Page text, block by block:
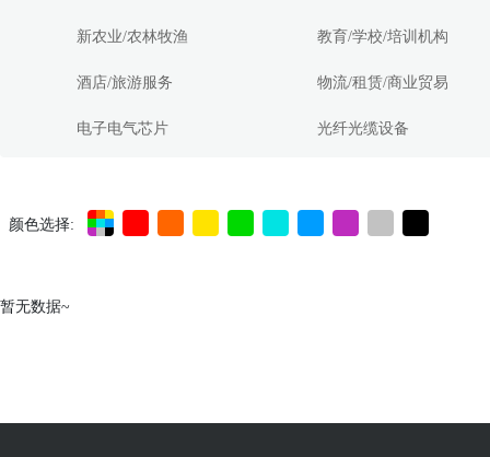
新农业/农林牧渔 教育/学校/培训机构
酒店/旅游服务 物流/租赁/商业贸易
电子电气芯片 光纤光缆设备
颜色选择:
暂无数据~